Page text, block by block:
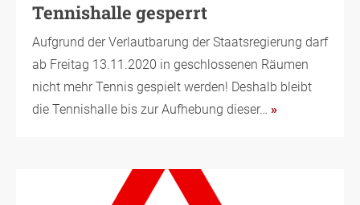
Tennishalle gesperrt
Aufgrund der Verlautbarung der Staatsregierung darf
ab Freitag 13.11.2020 in geschlossenen Räumen
nicht mehr Tennis gespielt werden! Deshalb bleibt
die Tennishalle bis zur Aufhebung dieser… »